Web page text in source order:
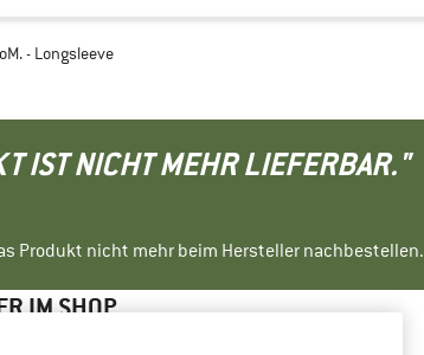
- Longsleeve
IST NICHT MEHR LIEFERBAR."
Produkt nicht mehr beim Hersteller nachbestellen.
IM SHOP